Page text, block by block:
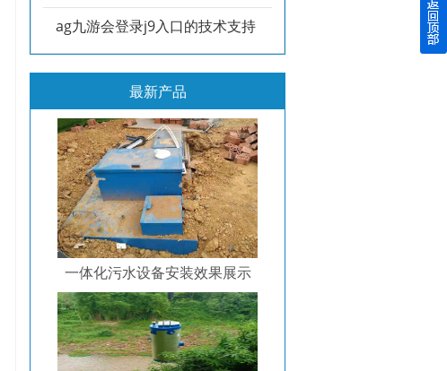
ag九游会登录j9入口的技术支持
最新产品
一体化污水设备安装效果展示